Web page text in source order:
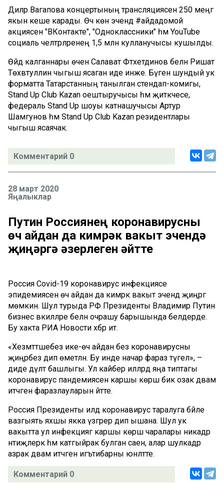
Диләрә Вагапова концертының трансляциясен 250 меңгә
якын кеше карады. Өч көн эчендә #айдадомой
акциясенә "ВКонтакте", "Одноклассники" һәм YouTube
социаль челтәрләренең 1,5 млн кулланучысы кушылды.
Өйдә калганнары өчен Салават Фәтхетдинов белән Ришат
Төхвәтуллин чыгыш ясаган иде инже. Бүген шундый ук
форматта Татарстанның танылган стендап-комигы,
Stand Up Club Kazan оештыручысы һәм җитәкчесе,
федераль Stand Up шоуы катнашучысы Артур
Шамгунов һәм Stand Up Club Kazan резидентлары
чыгыш ясаячак.
Комментарий 0
28 март 2020
Яңалыклар
Путин Россиянең коронавирусны
өч айдан да кимрәк вакыт эчендә
җиңәргә әзерлеген әйтте
Россия Covid-19 коронавирус инфекциясе
эпидемиясен өч айдан да кимрәк вакыт эчендә җиңәргә
мөмкин. Шул турыда РФ Президенты Владимир Путин
бизнес вәкилләре белән очрашу барышында белдерде.
Бу хакта РИА Новости хәбәр итә.
«Хезмәттәшебез ике-өч айдан без коронавирусны
җиңәрбез дип өметләнә. Бу инде начар фараз түгел», –
диде дәүләт башлыгы. Ул кайбер илләрдә яңа типтагы
коронавирус пандемиясенә каршы көрәш бик озак дәвам
итәчәген фаразлауларын әйтте.
Россия Президенты илдә коронавирус таралуга бәйле
вазгыять яхшы якка үзгәрер дип ышана. Шул ук
вакытта ул инфекциягә каршы көрәш чаралары никадәр
нәтиҗәлерәк һәм катгыйрак булган саен, алар шулкадәр
азрак дәвам итәчәгенә игътибарны юнәлтте.
Комментарий 0